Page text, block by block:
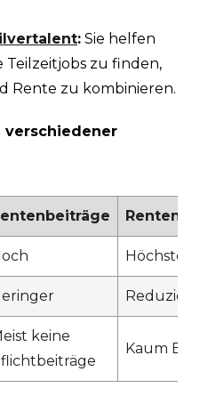
: Sie helfen
Teilzeitjobs zu finden,
Rente zu kombinieren.
verschiedener
Höchste
keine
Kaum